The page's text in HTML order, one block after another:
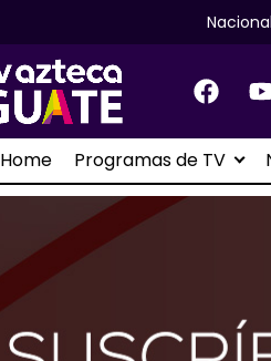
Home Programas de TV